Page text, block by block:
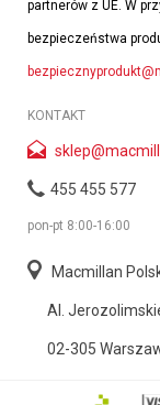
partnerów z UE. W
bezpieczeństwa
KONTAKT
455 455 577
pon-pt 8:00-16:00
Macmillan
Al.
02-305